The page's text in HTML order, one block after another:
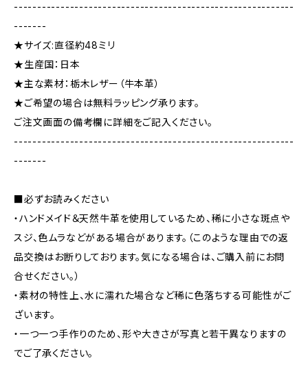
------------------------------------------------------------
-------
★サイズ:直径約48ミリ
★生産国：日本
★主な素材：栃木レザー（牛本革）
★ご希望の場合は無料ラッピング承ります。
ご注文画面の備考欄に詳細をご記入ください。
------------------------------------------------------------
-------
■必ずお読みください
・ハンドメイド＆天然牛革を使用しているため、稀に小さな斑点や
スジ、色ムラなどがある場合があります。（このような理由での返
品交換はお断りしております。気になる場合は、ご購入前にお問
合せください。）
・素材の特性上、水に濡れた場合など稀に色落ちする可能性がご
ざいます。
・一つ一つ手作りのため、形や大きさが写真と若干異なりますの
でご了承ください。